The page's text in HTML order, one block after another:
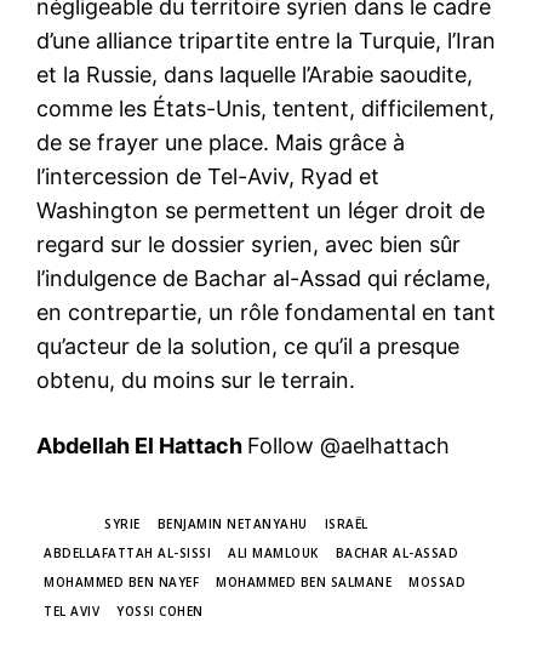
négligeable du territoire syrien dans le cadre
d’une alliance tripartite entre la Turquie, l’Iran
et la Russie, dans laquelle l’Arabie saoudite,
comme les États-Unis, tentent, difficilement,
de se frayer une place. Mais grâce à
l’intercession de Tel-Aviv, Ryad et
Washington se permettent un léger droit de
regard sur le dossier syrien, avec bien sûr
l’indulgence de Bachar al-Assad qui réclame,
en contrepartie, un rôle fondamental en tant
qu’acteur de la solution, ce qu’il a presque
obtenu, du moins sur le terrain.
Abdellah El Hattach Follow @aelhattach
SYRIE BENJAMIN NETANYAHU
ISRAËL
ABDELLAFATTAH AL-SISSI
ALI MAMLOUK
BACHAR AL-ASSAD
MOHAMMED BEN NAYEF
MOHAMMED BEN SALMANE
MOSSAD
TEL AVIV
YOSSI COHEN